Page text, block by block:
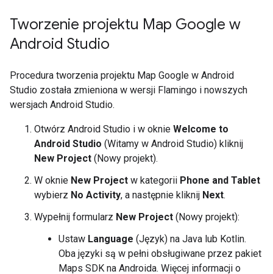
Tworzenie projektu Map Google w
Android Studio
Procedura tworzenia projektu Map Google w Android
Studio została zmieniona w wersji Flamingo i nowszych
wersjach Android Studio.
Otwórz Android Studio i w oknie Welcome to
Android Studio (Witamy w Android Studio) kliknij
New Project (Nowy projekt).
W oknie New Project w kategorii Phone and Tablet
wybierz No Activity, a następnie kliknij Next.
Wypełnij formularz New Project (Nowy projekt):
Ustaw Language (Język) na Java lub Kotlin.
Oba języki są w pełni obsługiwane przez pakiet
Maps SDK na Androida. Więcej informacji o